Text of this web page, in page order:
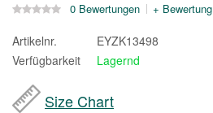
0 Bewertungen + Bewertung
Artikelnr.
EYZK13498
Verfügbarkeit
Lagernd
Size Chart